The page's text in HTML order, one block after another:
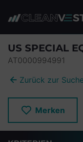
US SPECIAL
AT0000994991
Zurück zur
Merken